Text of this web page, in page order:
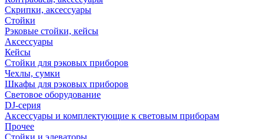
Скрипки, аксессуары
Стойки
Рэковые стойки, кейсы
Аксессуары
Кейсы
Стойки для рэковых приборов
Чехлы, сумки
Шкафы для рэковых приборов
Световое оборудование
DJ-серия
Аксессуары и комплектующие к световым приборам
Прочее
Стойки и элеваторы